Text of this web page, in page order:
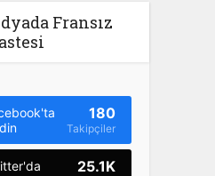
Fransız
180
Takipçiler
25.1K